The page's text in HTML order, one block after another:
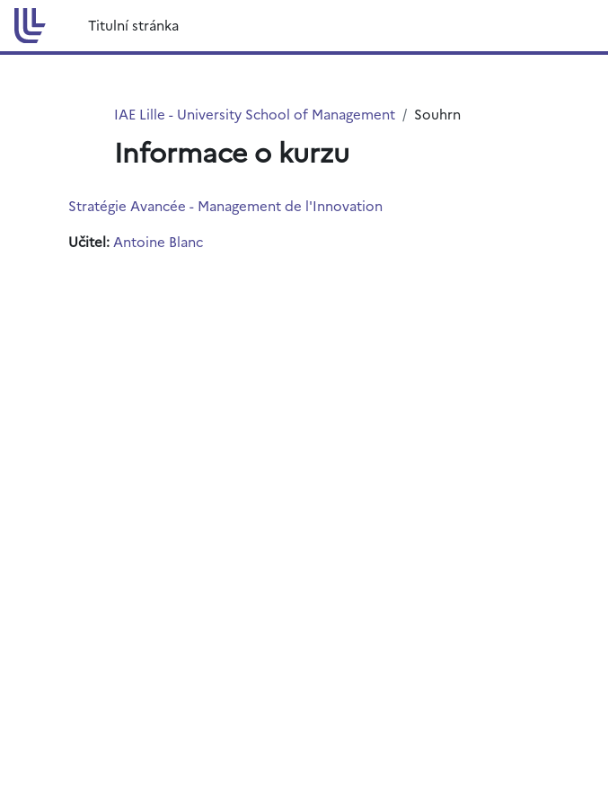
Přejít k hlavnímu obsahu
Titulní stránka
IAE Lille - University School of Management Souhrn
Informace o kurzu
Stratégie Avancée - Management de l'Innovation
Učitel: Antoine Blanc